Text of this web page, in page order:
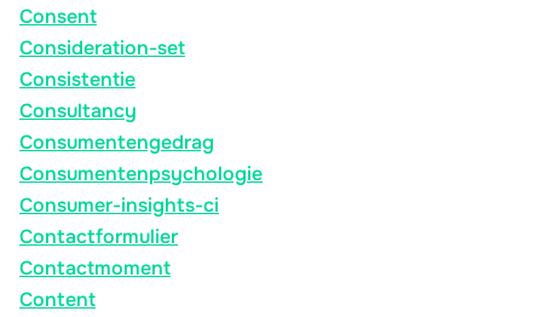
Consent
Consideration-set
Consistentie
Consultancy
Consumentengedrag
Consumentenpsychologie
Consumer-insights-ci
Contactformulier
Contactmoment
Content